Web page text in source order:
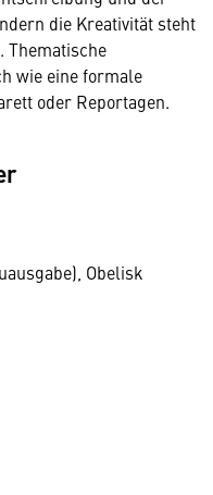
die Kreativität steht
Thematische
wie eine formale
oder Reportagen.
Obelisk